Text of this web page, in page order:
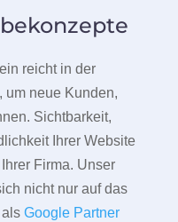
reicht in der
um neue Kunden,
Sichtbarkeit,
Ihrer Website
Firma. Unser
nicht nur auf das
Google Partner